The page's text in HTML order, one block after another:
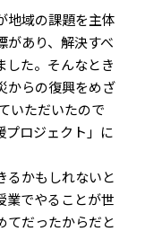
地域の課題を主体
があり、解決すべ
した。そんなとき
からの復興をめざ
いただいたので
プロジェクト」に
るかもしれないと
業でやることが世
てだったからだと